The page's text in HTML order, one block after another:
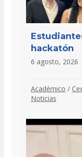
hackatón
6 agosto, 2026
Académico /
Noticias